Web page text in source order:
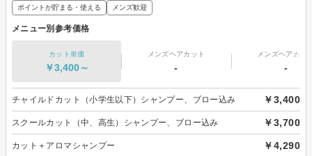
ポイントが貯まる・使える メンズ歓迎
メニュー別参考価格
カット単価
￥3,400～
メンズヘアカット
-
メンズヘアカラ
-
チャイルドカット（小学生以下）シャンプー、ブロー込み ￥3,400
スクールカット（中、高生）シャンプー、ブロー込み ￥3,700
カット＋アロマシャンプー ￥4,290